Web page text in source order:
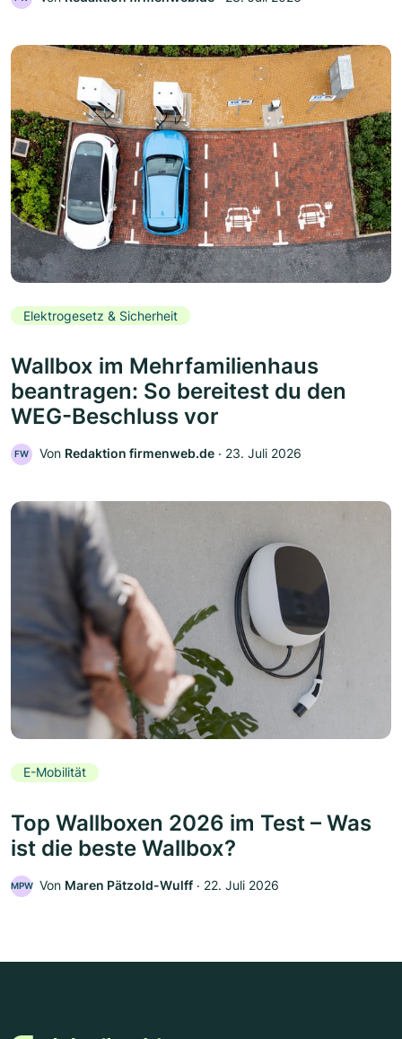
Elektrogesetz & Sicherheit
Wallbox im Mehrfamilienhaus
beantragen: So bereitest du den
WEG-Beschluss vor
FW Von Redaktion firmenweb.de ‧ 23. Juli 2026
E-Mobilität
Top Wallboxen 2026 im Test – Was
ist die beste Wallbox?
MPW Von Maren Pätzold-Wulff ‧ 22. Juli 2026